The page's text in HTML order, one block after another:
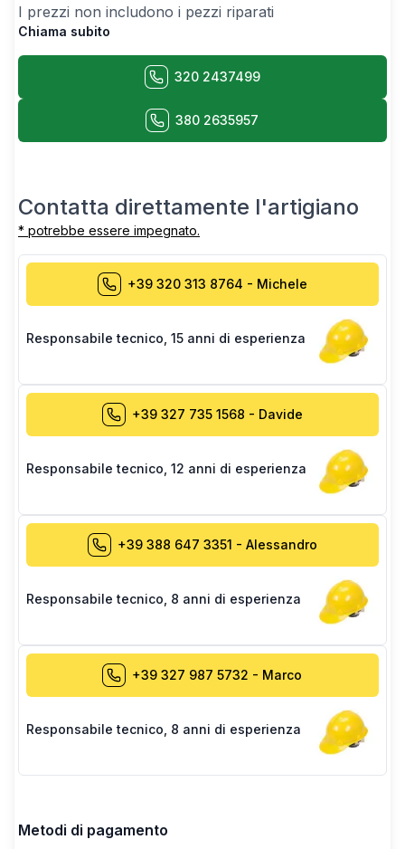
I prezzi non includono i pezzi riparati
Chiama subito
320 2437499
380 2635957
Contatta direttamente l'artigiano
* potrebbe essere impegnato.
+39 320 313 8764 - Michele
Responsabile tecnico 15 anni di esperienza
+39 327 735 1568 - Davide
Responsabile tecnico 12 anni di esperienza
+39 388 647 3351 - Alessandro
Responsabile tecnico 8 anni di esperienza
+39 327 987 5732 - Marco
Responsabile tecnico 8 anni di esperienza
Metodi di pagamento